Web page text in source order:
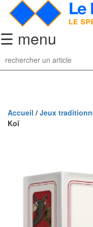
☰ menu
Jeu
d’Echecs
collection
d’échecs
classiques
Coffrets
Accueil / Jeux
Koï